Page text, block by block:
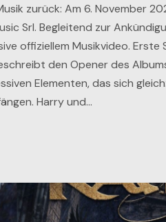
zurück: Am 6. November
Srl. Begleitend zur
offiziellem Musikvideo.
den Opener des
Elementen, das sich
Harry und…